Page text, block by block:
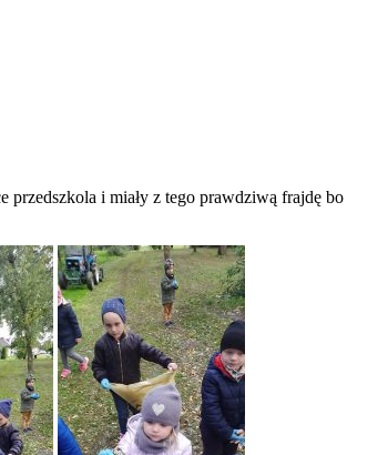
przedszkola i miały z tego prawdziwą frajdę bo